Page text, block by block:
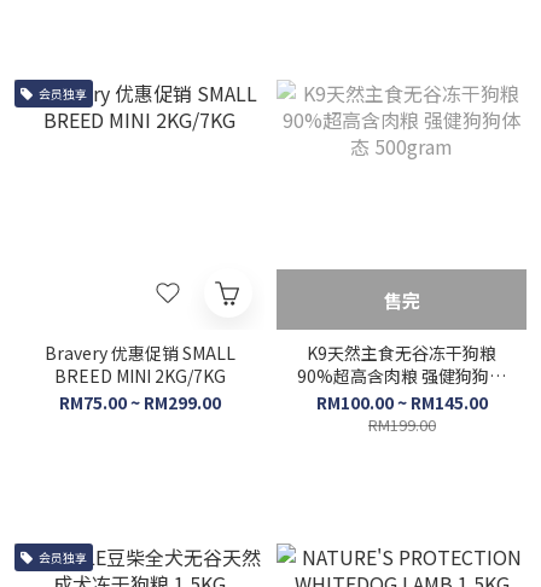
会员独享
Bravery 优惠促销 SMALL
BREED MINI 2KG/7KG
RM75.00 ~ RM299.00
售完
K9天然主食无谷冻干狗粮
90%超高含肉粮 强健狗狗体
态 500gram
RM100.00 ~ RM145.00
RM199.00
会员独享